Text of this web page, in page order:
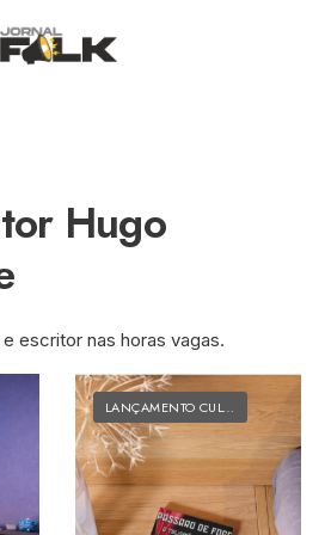
Hugo
escritor nas horas vagas.
MATÉRIAS DO FOLK LANÇAMENTO CULTURAL •